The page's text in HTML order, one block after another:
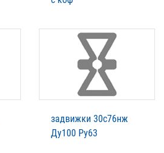
задвижки 30с76нж
Ду100 Ру63